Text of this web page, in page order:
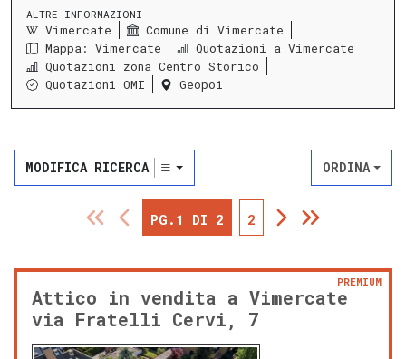
ALTRE INFORMAZIONI
Vimercate
Comune di Vimercate
Mappa: Vimercate
Quotazioni a Vimercate
Quotazioni zona Centro Storico
Quotazioni OMI
Geopoi
MODIFICA RICERCA ORDINA
PG.1 DI 2 2
Attico in vendita a Vimercate
via Fratelli Cervi, 7
PREMIUM